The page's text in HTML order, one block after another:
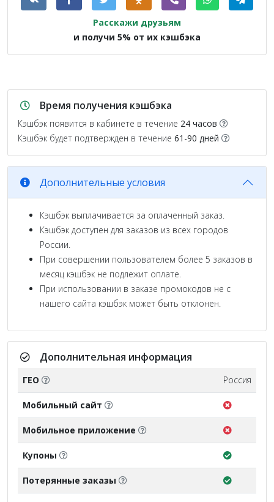
Расскажи друзьям
и получи 5% от их кэшбэка
Время получения кэшбэка
Кэшбэк появится в кабинете в течение 24 часов
Кэшбэк будет подтвержден в течение 61-90 дней
Дополнительные условия
Кэшбэк выплачивается за оплаченный заказ.
Кэшбэк доступен для заказов из всех городов
России.
При совершении пользователем более 5 заказов в
месяц кэшбэк не подлежит оплате.
При использовании в заказе промокодов не с
нашего сайта кэшбэк может быть отклонен.
Дополнительная информация
ГЕО Россия
Мобильный сайт
Мобильное приложение
Купоны
Потерянные заказы